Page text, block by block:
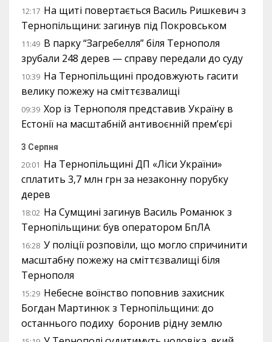
12:17 На щиті повертається Василь Ришкевич з
Тернопільщини: загинув під Покровськом
11:49 В парку “Загребелля” біля Тернополя
зрубали 248 дерев — справу передали до суду
10:39 На Тернопільщині продовжують гасити
велику пожежу на сміттєзвалищі
09:39 Хор із Тернополя представив Україну в
Естонії на масштабній антивоєнній прем’єрі
3 Серпня
20:01 На Тернопільщині ДП «Ліси України»
сплатить 3,7 млн грн за незаконну порубку
дерев
18:02 На Сумщині загинув Василь Романюк з
Тернопільщини: був оператором БпЛА
16:28 У поліції розповіли, що могло спричинити
масштабну пожежу на сміттєзвалищі біля
Тернополя
15:29 Небесне воїнство поповнив захисник
Богдан Мартинюк з Тернопільщини: до
останнього подиху боронив рідну землю